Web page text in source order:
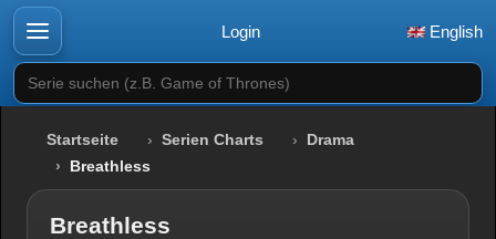
Login English
Serie suchen (z.B. Game of Thrones)
Startseite Serien Charts
Drama
Breathless
Breathless